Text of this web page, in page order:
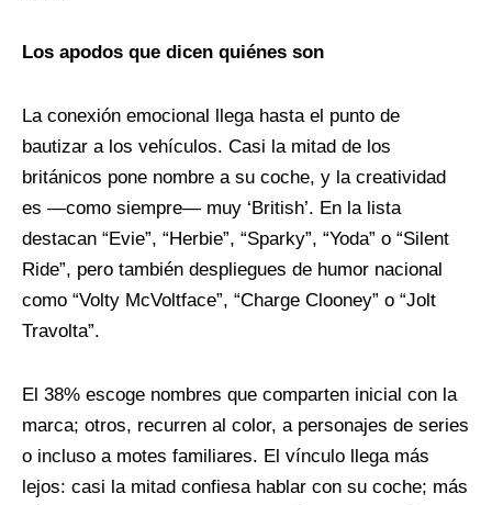
Los apodos que dicen quiénes son
La conexión emocional llega hasta el punto de
bautizar a los vehículos. Casi la mitad de los
británicos pone nombre a su coche, y la creatividad
es —como siempre— muy ‘British’. En la lista
destacan “Evie”, “Herbie”, “Sparky”, “Yoda” o “Silent
Ride”, pero también despliegues de humor nacional
como “Volty McVoltface”, “Charge Clooney” o “Jolt
Travolta”.
El 38% escoge nombres que comparten inicial con la
marca; otros, recurren al color, a personajes de series
o incluso a motes familiares. El vínculo llega más
lejos: casi la mitad confiesa hablar con su coche; más